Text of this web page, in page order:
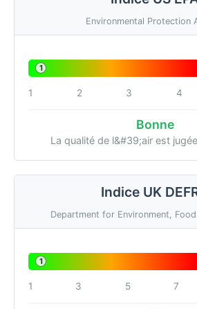
Environmental Protection
1
1 2 3 4
Bonne
La qualité de l&#39;air est
Indice UK
Department for Environment,
1
1 3 5 7